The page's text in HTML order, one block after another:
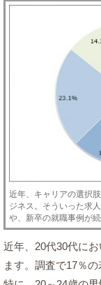
近年、キャリアの選択
ジネス。そういった求
や、新卒の就職事例が
近年、20代30代に
ます。調査で17％